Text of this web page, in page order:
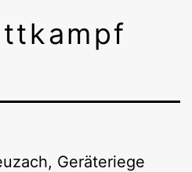
Geräteriege